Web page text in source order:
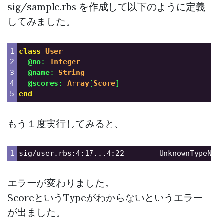
sig/sample.rbs を作成して以下のように定義
してみました。
1
2
3
4
class User
@no:
Integer
@name:
String
@scores : Array[Score]
end
もう１度実行してみると、
sig/user.rbs:4:17...4:22
エラーが変わりました。
ScoreというTypeがわからないというエラー
が出ました。